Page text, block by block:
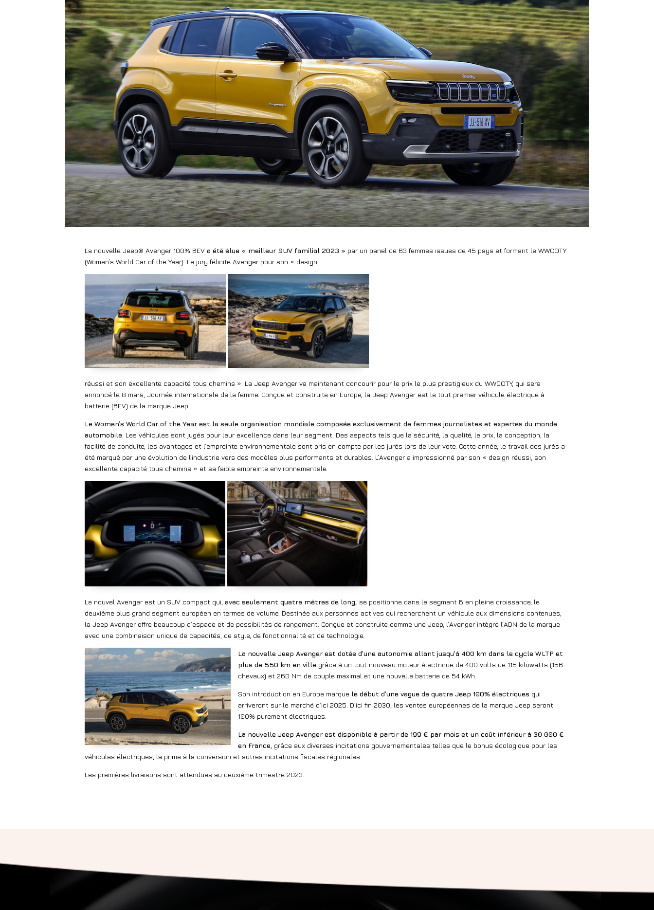
La nouvelle Jeep® Avenger 100% BEVa été élue « meilleur SUV familial 2023 » par un panel de 63 femmes issues de 45 pays et formant le WWCOTY
(Women’s World Car of the Year). Le jury félicite Avenger pour son « design
réussi et son excellente capacité tous chemins ». La Jeep Avenger va maintenant concourir pour le prix le plus prestigieux du WWCOTY, qui sera
annoncé le 8 mars, Journée internationale de la femme. Conçue et construite en Europe, la Jeep Avenger est le tout premier véhicule électrique à
batterie (BEV) de la marque Jeep.
Le Women’s World Car of the Year est la seule organisation mondiale composée exclusivement de femmes journalistes et expertes du monde
automobile. Les véhicules sont jugés pour leur excellence dans leur segment. Des aspects tels que la sécurité, la qualité, le prix, la conception, la
facilité de conduite, les avantages et l’empreinte environnementale sont pris en compte par les jurés lors de leur vote. Cette année, le travail des jurés a
été marqué par une évolution de l’industrie vers des modèles plus performants et durables. L’Avenger a impressionné par son « design réussi, son
excellente capacité tous chemins » et sa faible empreinte environnementale.
Le nouvel Avenger est un SUV compact qui, avec seulement quatre mètres de long, se positionne dans le segment B en pleine croissance, le
deuxième plus grand segment européen en termes de volume. Destinée aux personnes actives qui recherchent un véhicule aux dimensions contenues,
la Jeep Avenger offre beaucoup d’espace et de possibilités de rangement. Conçue et construite comme une Jeep, l’Avenger intègre l’ADN de la marque
avec une combinaison unique de capacités, de style, de fonctionnalité et de technologie.
La nouvelle Jeep Avenger est dotée d’une autonomie allant jusqu’à 400 km dans le cycle WLTP et
plus de 550 km en ville grâce à un tout nouveau moteur électrique de 400 volts de 115 kilowatts (156
chevaux) et 260 Nm de couple maximal et une nouvelle batterie de 54 kWh.
Son introduction en Europe marque le début d’une vague de quatre Jeep 100% électriques qui
arriveront sur le marché d’ici 2025. D’ici fin 2030, les ventes européennes de la marque Jeep seront
100% purement électriques.
La nouvelle Jeep Avenger est disponible à partir de 199 € par mois et un coût inférieur à 30 000 €
en France , grâce aux diverses incitations gouvernementales telles que le bonus écologique pour les
véhicules électriques, la prime à la conversion et autres incitations fiscales régionales.
Les premières livraisons sont attendues au deuxième trimestre 2023.